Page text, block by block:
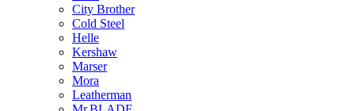
City Brother
Cold Steel
Helle
Kershaw
Marser
Mora
Leatherman